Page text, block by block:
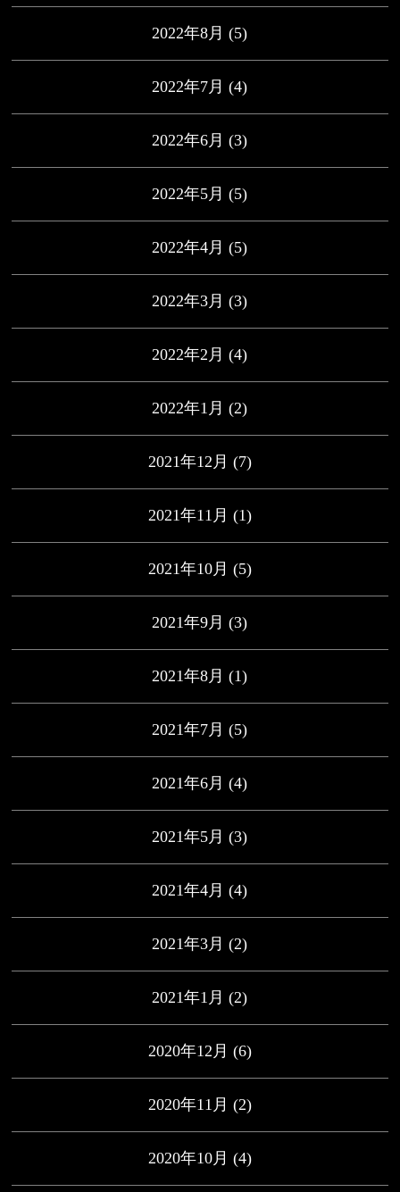
2022年8月 (5)
2022年7月 (4)
2022年6月 (3)
2022年5月 (5)
2022年4月 (5)
2022年3月 (3)
2022年2月 (4)
2022年1月 (2)
2021年12月 (7)
2021年11月 (1)
2021年10月 (5)
2021年9月 (3)
2021年8月 (1)
2021年7月 (5)
2021年6月 (4)
2021年5月 (3)
2021年4月 (4)
2021年3月 (2)
2021年1月 (2)
2020年12月 (6)
2020年11月 (2)
2020年10月 (4)